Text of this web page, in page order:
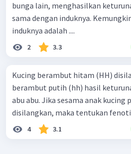
bunga lain, menghasilkan
sama dengan induknya.
induknya adalah ....
2 3.3
Kucing berambut hitam (HH)
berambut putih (hh) hasil
abu abu. Jika sesama anak
disilangkan, maka tentukan
4 3.1